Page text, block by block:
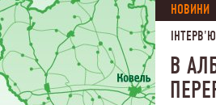
НОВИНИ
ІНТЕРВ'Ю
В